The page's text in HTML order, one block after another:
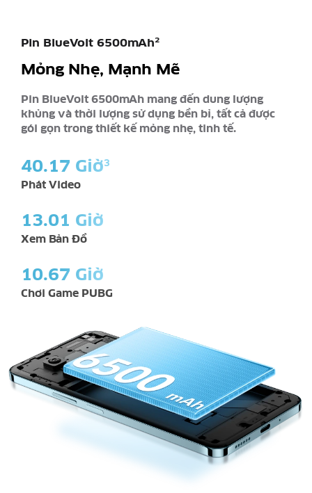
Pin BlueVolt 6500mAh2
Mỏng Nhẹ, Mạnh Mẽ
Pin BlueVolt 6500mAh mang đến dung lượng
khủng và thời lượng sử dụng bền bỉ, tất cả được
gói gọn trong thiết kế mỏng nhẹ, tinh tế.
40.17 Giờ3
Phát Video
13.01 Giờ
Xem Bản Đồ
10.67 Giờ
Chơi Game PUBG